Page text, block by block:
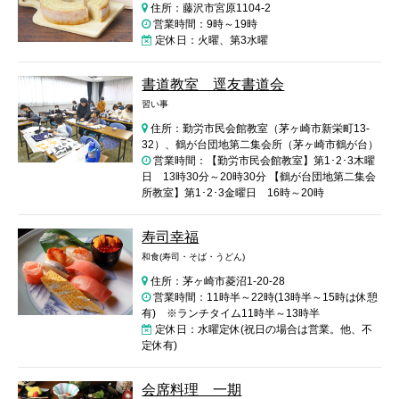
住所：藤沢市宮原1104-2
営業時間：9時～19時
定休日：火曜、第3水曜
書道教室 逕友書道会
習い事
住所：勤労市民会館教室（茅ヶ崎市新栄町13-
32）、鶴が台団地第二集会所（茅ヶ崎市鶴が台）
営業時間：【勤労市民会館教室】第1･2･3木曜
日 13時30分～20時30分 【鶴が台団地第二集会
所教室】第1･2･3金曜日 16時～20時
寿司幸福
和食(寿司・そば・うどん)
住所：茅ヶ崎市菱沼1-20-28
営業時間：11時半～22時(13時半～15時は休憩
有) ※ランチタイム11時半～13時半
定休日：水曜定休(祝日の場合は営業。他、不
定休有)
会席料理 一期